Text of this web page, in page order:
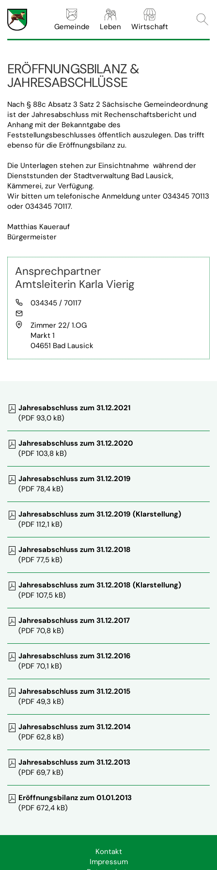
Gemeinde Leben Wirtschaft
ERÖFFNUNGSBILANZ &
JAHRESABSCHLÜSSE
Nach § 88c Absatz 3 Satz 2 Sächsische Gemeindeordnung
ist der Jahresabschluss mit Rechenschaftsbericht und
Anhang mit der Bekanntgabe des
Feststellungsbeschlusses öffentlich auszulegen. Das trifft
ebenso für die Eröffnungsbilanz zu.
Die Unterlagen stehen zur Einsichtnahme während der
Dienststunden der Stadtverwaltung Bad Lausick,
Kämmerei, zur Verfügung.
Wir bitten um telefonische Anmeldung unter 034345 70113
oder 034345 70117.
Matthias Kauerauf
Bürgermeister
Ansprechpartner
Amtsleiterin Karla Vierig
Telefon
034345 / 70117
E-Mail
Anschrift
Zimmer 22/ 1.OG
Markt 1
04651 Bad Lausick
Jahresabschluss zum 31.12.2021
(PDF 93,0 kB)
Jahresabschluss zum 31.12.2020
(PDF 103,8 kB)
Jahresabschluss zum 31.12.2019
(PDF 78,4 kB)
Jahresabschluss zum 31.12.2019 (Klarstellung)
(PDF 112,1 kB)
Jahresabschluss zum 31.12.2018
(PDF 77,5 kB)
Jahresabschluss zum 31.12.2018 (Klarstellung)
(PDF 107,5 kB)
Jahresabschluss zum 31.12.2017
(PDF 70,8 kB)
Jahresabschluss zum 31.12.2016
(PDF 70,1 kB)
Jahresabschluss zum 31.12.2015
(PDF 49,3 kB)
Jahresabschluss zum 31.12.2014
(PDF 62,8 kB)
Jahresabschluss zum 31.12.2013
(PDF 69,7 kB)
Eröffnungsbilanz zum 01.01.2013
(PDF 672,4 kB)
Kontakt
Impressum